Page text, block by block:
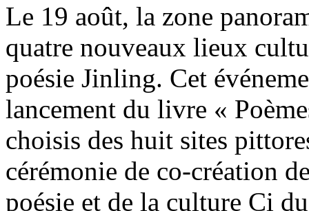
Le 19 août, la zone
quatre nouveaux lieux
poésie Jinling. Cet
lancement du livre «
choisis des huit sites
cérémonie de co-création
poésie et de la culture Ci